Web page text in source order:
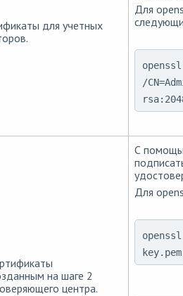
для учетных
Для
openssl
/
на шаге 2
центра.
С
Для